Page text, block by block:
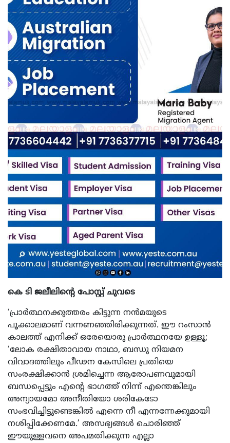
കെ ടി ജലീലിന്റെ പോസ്റ്റ് ചുവടെ
‘പ്രാര്‍ത്ഥനക്കുത്തരം കിട്ടുന്ന നന്‍മയുടെ
പൂക്കാലമാണ് വന്നണഞ്ഞിരിക്കുന്നത്. ഈ റംസാന്‍
കാലത്ത് എനിക്ക് ഒരേയൊരു പ്രാര്‍ത്ഥനയേ ഉള്ളൂ;
‘ലോക രക്ഷിതാവായ നാഥാ, ബന്ധു നിയമന
വിവാദത്തിലും പീഢന കേസിലെ പ്രതിയെ
സംരക്ഷിക്കാന്‍ ശ്രമിച്ചെന്ന ആരോപണവുമായി
ബന്ധപ്പെട്ടും എന്റെ ഭാഗത്ത് നിന്ന് എന്തെങ്കിലും
അന്യായമോ അനീതിയോ ശരികേടോ
സംഭവിച്ചിട്ടുണ്ടെങ്കില്‍ എന്നെ നീ എന്നന്നേക്കുമായി
നശിപ്പിക്കേണമേ.’ അസഭ്യങ്ങള്‍ ചൊരിഞ്ഞ്
ഈയുള്ളവനെ അപമതിക്കുന്ന എല്ലാ